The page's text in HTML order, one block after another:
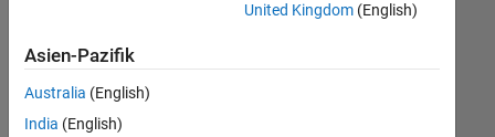
noch
keine
offenen
United Kingdom(English)
Asien-Pazifik
Australia (English)
India (English)